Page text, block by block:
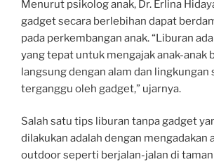
Menurut psikolog anak, Dr. Erlina
gadget secara berlebihan dapat
pada perkembangan anak. “Liburan
yang tepat untuk mengajak anak-anak
langsung dengan alam dan lingkungan
terganggu oleh gadget,” ujarnya.
Salah satu tips liburan tanpa gadget
dilakukan adalah dengan mengadakan
outdoor seperti berjalan-jalan di